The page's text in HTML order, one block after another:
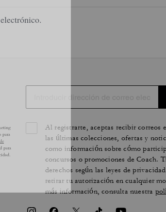
Al registrarte, aceptas recibir correos
las últimas colecciones, ofertas y
como información sobre cómo
concursos o promociones de Coach.
derechos según las leyes de
retirar tu autorización en cualquier
más información, consulta nuestra